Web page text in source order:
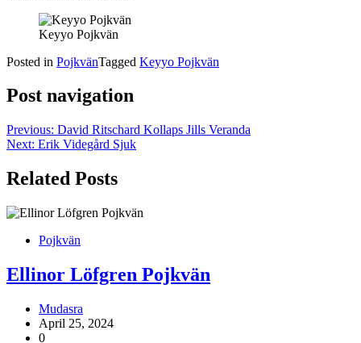
Keyyo Pojkvän
Posted in PojkvänTagged Keyyo Pojkvän
Post navigation
Previous: David Ritschard Kollaps Jills Veranda
Next: Erik Videgård Sjuk
Related Posts
Pojkvän
Ellinor Löfgren Pojkvän
Mudasra
April 25, 2024
0